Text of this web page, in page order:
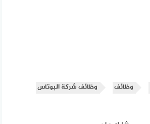
وظائف وظائف شركة البوتاس